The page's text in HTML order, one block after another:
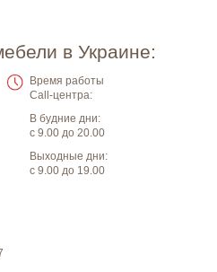
в Украине:
Время работы
Call-центра:
В будние дни:
с 9.00 до 20.00
Выходные дни:
с 9.00 до 19.00